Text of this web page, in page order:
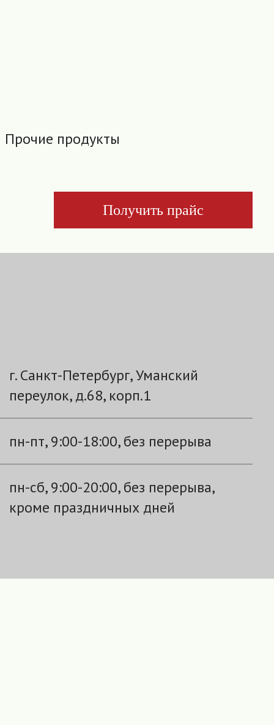
Прочие продукты
Получить прайс
г. Санкт-Петербург, Уманский
переулок, д.68, корп.1
пн-пт, 9:00-18:00, без перерыва
пн-сб, 9:00-20:00, без перерыва,
кроме праздничных дней